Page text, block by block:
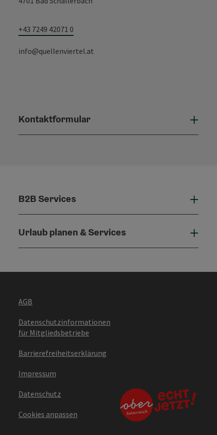
+43 7249 42071 0
info@quellenviertel.at
Kontaktformular
B2B Services
Urlaub planen & Services
AGB
Datenschutzinformationen
für Mitgliedsbetriebe
Barrierefreiheitserklärung
Impressum
Datenschutz
Cookies anpassen